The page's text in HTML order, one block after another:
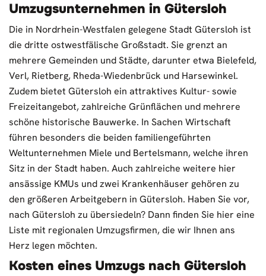
Umzugsunternehmen in Gütersloh
Die in Nordrhein-Westfalen gelegene Stadt Gütersloh ist
die dritte ostwestfälische Großstadt. Sie grenzt an
mehrere Gemeinden und Städte, darunter etwa Bielefeld,
Verl, Rietberg, Rheda-Wiedenbrück und Harsewinkel.
Zudem bietet Gütersloh ein attraktives Kultur- sowie
Freizeitangebot, zahlreiche Grünflächen und mehrere
schöne historische Bauwerke. In Sachen Wirtschaft
führen besonders die beiden familiengeführten
Weltunternehmen Miele und Bertelsmann, welche ihren
Sitz in der Stadt haben. Auch zahlreiche weitere hier
ansässige KMUs und zwei Krankenhäuser gehören zu
den größeren Arbeitgebern in Gütersloh. Haben Sie vor,
nach Gütersloh zu übersiedeln? Dann finden Sie hier eine
Liste mit regionalen Umzugsfirmen, die wir Ihnen ans
Herz legen möchten.
Kosten eines Umzugs nach Gütersloh